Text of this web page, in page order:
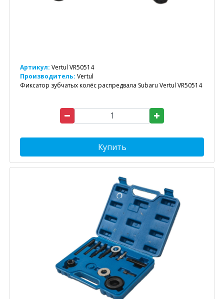
Артикул: Vertul VR50514
Производитель: Vertul
Фиксатор зубчатых колёс распредвала Subaru Vertul VR50514
Купить